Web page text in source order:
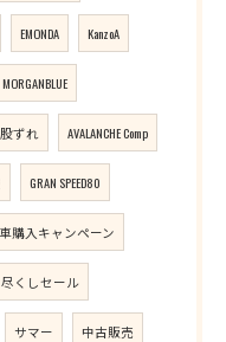
EMONDA KanzoA
MORGANBLUE
股ずれ AVALANCHE Comp
GRAN SPEED80
購入キャンペーン
くしセール
サマー 中古販売